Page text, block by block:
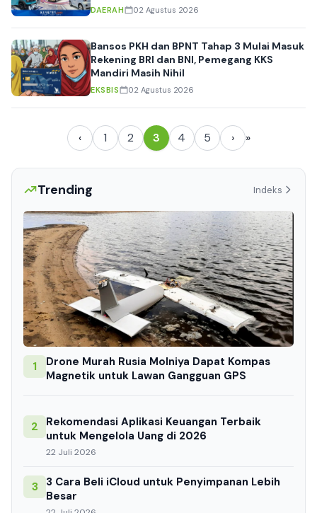
DAERAH 02 Agustus 2026
Bansos PKH dan BPNT Tahap 3 Mulai Masuk
Rekening BRI dan BNI, Pemegang KKS
Mandiri Masih Nihil
EKSBIS 02 Agustus 2026
‹ 1 2 3 4 5 › »
Trending Indeks
1
Drone Murah Rusia Molniya Dapat Kompas
Magnetik untuk Lawan Gangguan GPS
2
Rekomendasi Aplikasi Keuangan Terbaik
untuk Mengelola Uang di 2026
22 Juli 2026
3
3 Cara Beli iCloud untuk Penyimpanan Lebih
Besar